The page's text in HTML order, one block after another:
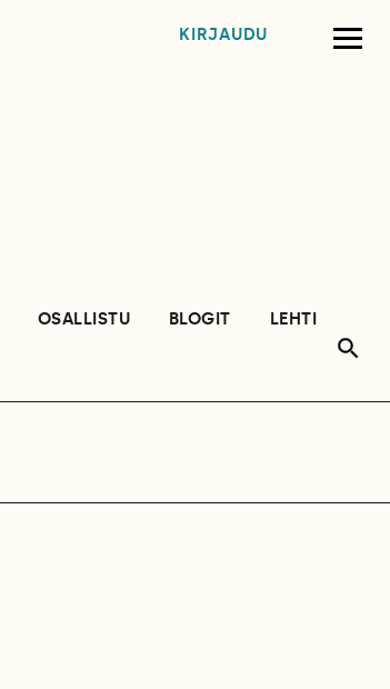
KIRJAUDU
OSALLISTU BLOGIT
LEHTI